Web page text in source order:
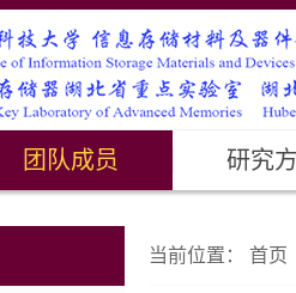
团队成员 研究
当前位置： 首页